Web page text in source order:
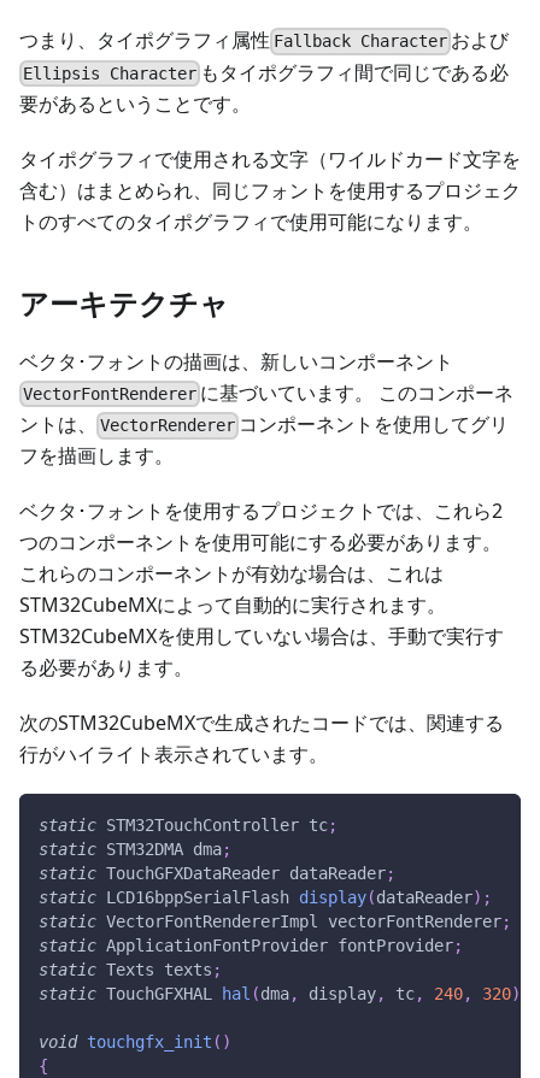
つまり、タイポグラフィ属性 Fallback Character および
Ellipsis Character もタイポグラフィ間で同じである必
要があるということです。
タイポグラフィで使用される文字（ワイルドカード文字を
含む）はまとめられ、同じフォントを使用するプロジェク
トのすべてのタイポグラフィで使用可能になります。
アーキテクチャ
ベクタ･フォントの描画は、新しいコンポーネント
VectorFontRenderer に基づいています。 このコンポーネ
ントは、
VectorRenderer コンポーネントを使用してグリ
フを描画します。
ベクタ･フォントを使用するプロジェクトでは、これら2
つのコンポーネントを使用可能にする必要があります。
これらのコンポーネントが有効な場合は、これは
STM32CubeMXによって自動的に実行されます。
STM32CubeMXを使用していない場合は、手動で実行す
る必要があります。
次のSTM32CubeMXで生成されたコードでは、関連する
行がハイライト表示されています。
static STM32TouchController tc;
static STM32DMA dma;
static TouchGFXDataReader dataReader;
static LCD16bppSerialFlash display(dataReader) ;
static VectorFontRendererImpl vectorFontRenderer;
static ApplicationFontProvider fontProvider;
static Texts texts ;
static TouchGFXHAL hal (dma, display, tc, 240, 320)
void touchgfx_init ( )
{